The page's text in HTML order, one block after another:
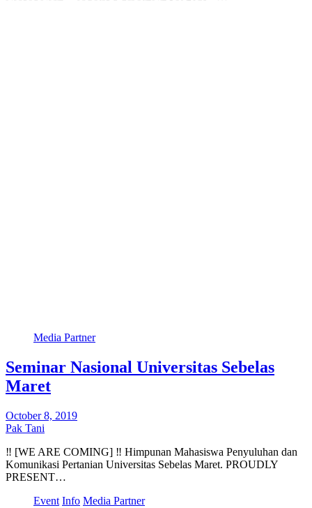
Media Partner
Seminar Nasional Universitas Sebelas
Maret
October 8, 2019
Pak Tani
‼ [WE ARE COMING] ‼ Himpunan Mahasiswa Penyuluhan dan
Komunikasi Pertanian Universitas Sebelas Maret. PROUDLY
PRESENT…
Event Info Media Partner